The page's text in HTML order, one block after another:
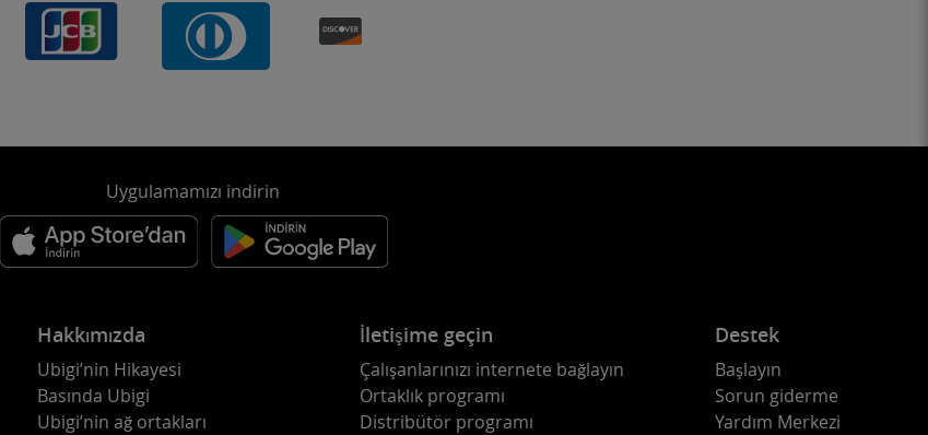
Uygulamamızı indirin
Hakkımızda
Ubigi’nin Hikayesi
Basında Ubigi
Ubigi’nin ağ ortakları
İletişime geçin
Çalışanlarınızı internete bağlayın
Ortaklık programı
Distribütör programı
Destek
Başlayın
Sorun giderme
Yardım Merkezi